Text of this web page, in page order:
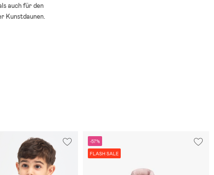
auch für den
Kunstdaunen.
-57%
FLASH SALE